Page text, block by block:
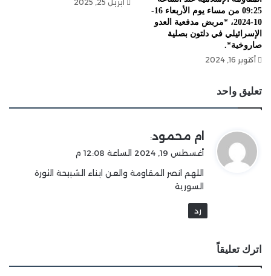
09:25 من مساء يوم الأربعاء 16-
10-2024، *مربض مدفعية العدو
الإسرائيلي في دلتون بصلية
صاروخية*.
أكتوبر 16, 2024
أبريل 25, 2025
تعليق واحد
ي
ق
ل
ام محمود:
أغسطس 19, 2024 الساعة 12:08 م
اللهم انصر المقاومة والعن ابناء الشبيحة الثورة
السورية
رد
اترك تعليقاً